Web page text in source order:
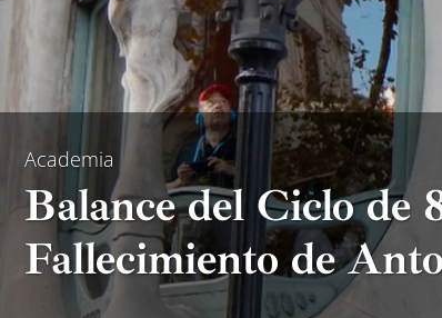
Academia
Balance del Ciclo de
Fallecimiento de